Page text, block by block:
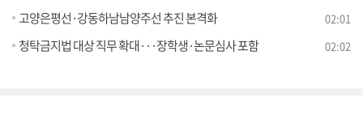
고양은평선·강동하남남양주선 추진 본격화 02:01
청탁금지법 대상 직무 확대···장학생·논문심사 포함 02:02